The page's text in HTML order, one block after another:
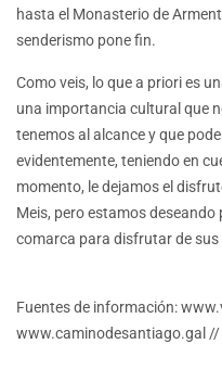
hasta el Monasterio de
senderismo pone fin.
Como veis, lo que a priori es
una importancia cultural que
tenemos al alcance y que
evidentemente, teniendo en
momento, le dejamos el
Meis, pero estamos
comarca para disfrutar de sus
Fuentes de información:
www.caminodesantiago.gal